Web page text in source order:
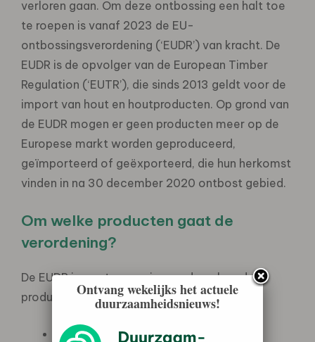
verloren gaan. Om deze ontbossing een halt toe
te roepen is vanaf 2023 de EU-
ontbossingsverordening (‘EUDR’) van kracht. De
EUDR is de opvolger van de European Timber
Regulation (‘EUTR’), die sinds 2013 geldt voor de
import van hout en houtproducten. Op grond van
de EUDR mogen er geen producten meer op de
Europese markt worden geproduceerd,
geïmporteerd of geëxporteerd, die hun herkomst
vinden in na 30 december 2020 ontbost gebied.
Om welke producten gaat de
verordening?
De EUDR is van toepassing op de volgende
producten:
Cacao
Ontvang wekelijks het actuele
duurzaamheidsnieuws!